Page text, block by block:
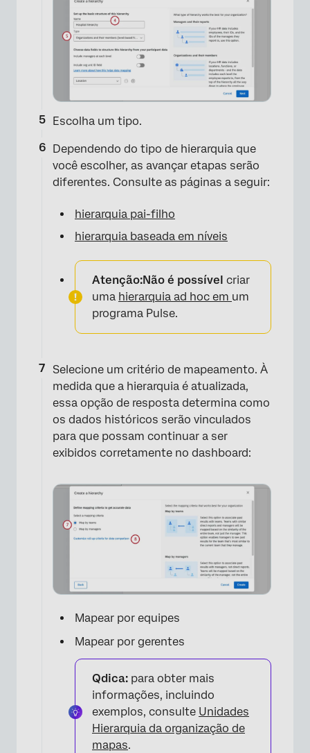
Escolha um tipo.
Dependendo do tipo de hierarquia que
você escolher, as avançar etapas serão
diferentes. Consulte as páginas a seguir:
hierarquia pai-filho
hierarquia baseada em níveis
Atenção:Não é possível criar
uma hierarquia ad hoc em um
programa Pulse.
Selecione um critério de mapeamento. À
medida que a hierarquia é atualizada,
essa opção de resposta determina como
os dados históricos serão vinculados
para que possam continuar a ser
exibidos corretamente no dashboard:
Mapear por equipes
Mapear por gerentes
Qdica: para obter mais
informações, incluindo
exemplos, consulte Unidades
Hierarquia da organização de
mapas.